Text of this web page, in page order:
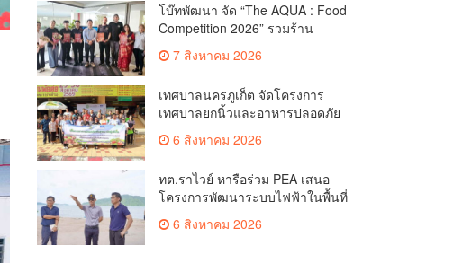
โบ๊ทพัฒนา จัด “The AQUA : Food
Competition 2026” รวมร้าน
อาหารชั้นนำของ The Shopps at
The AQUA ชูศักยภาพ Food
7 สิงหาคม 2026
เทศบาลนครภูเก็ต จัดโครงการ
เทศบาลยกนิ้วและอาหารปลอดภัย
เพื่อสุขอนามัยผู้บริโภค
6 สิงหาคม 2026
ทต.ราไวย์ หารือร่วม PEA เสนอ
โครงการพัฒนาระบบไฟฟ้าในพื้นที่
เกาะโหลน
6 สิงหาคม 2026